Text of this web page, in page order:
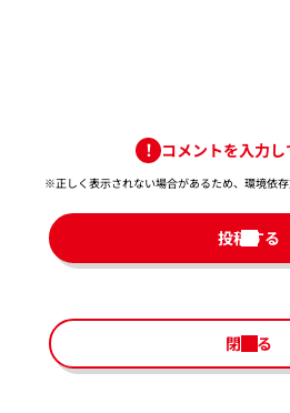
コメントを入力し
※正しく表示されない場合があるため、環境依存
投稿する
閉じる